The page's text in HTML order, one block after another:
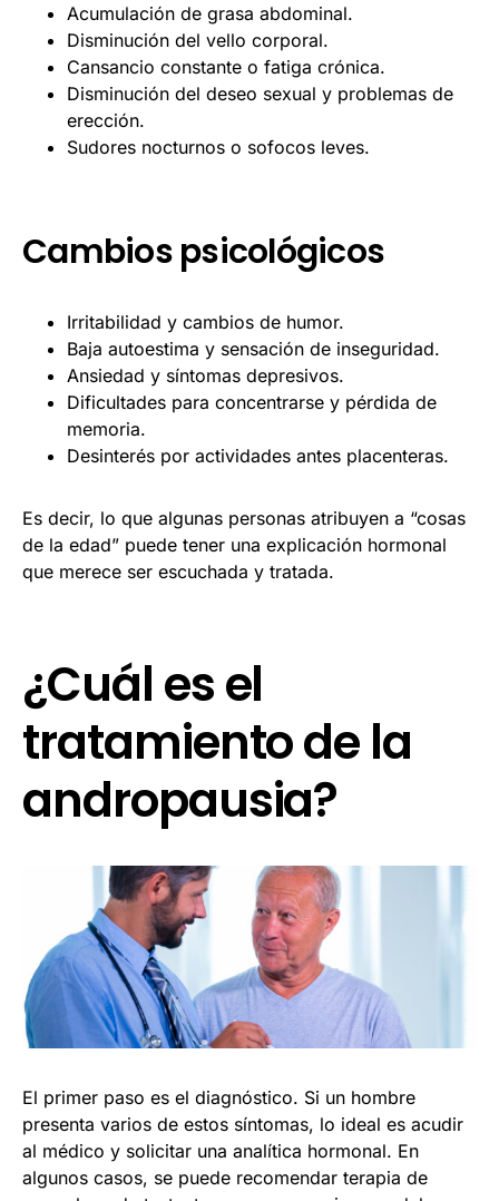
Acumulación de grasa abdominal.
Disminución del vello corporal.
Cansancio constante o fatiga crónica.
Disminución del deseo sexual y problemas de
erección.
Sudores nocturnos o sofocos leves.
Cambios psicológicos
Irritabilidad y cambios de humor.
Baja autoestima y sensación de inseguridad.
Ansiedad y síntomas depresivos.
Dificultades para concentrarse y pérdida de
memoria.
Desinterés por actividades antes placenteras.
Es decir, lo que algunas personas atribuyen a “cosas
de la edad” puede tener una explicación hormonal
que merece ser escuchada y tratada.
¿Cuál es el
tratamiento de la
andropausia?
El primer paso es el diagnóstico. Si un hombre
presenta varios de estos síntomas, lo ideal es acudir
al médico y solicitar una analítica hormonal. En
algunos casos, se puede recomendar terapia de